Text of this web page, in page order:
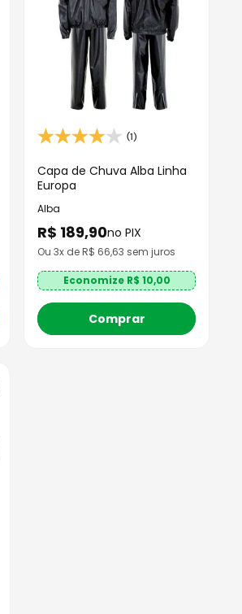
(1)
Capa de Chuva Alba Linha
Europa
Alba
R$ 189,90no PIX
Ou 3x de R$ 66,63 sem juros
Economize R$ 10,00
Comprar